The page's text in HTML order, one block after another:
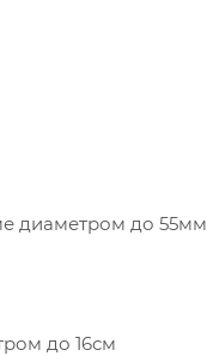
диаметром до 55мм
до 16см